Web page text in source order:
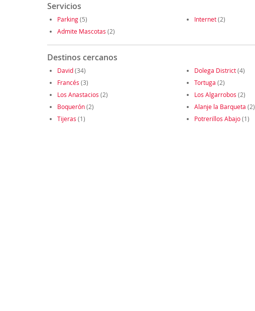
Servicios
Parking(5) Internet(2)
Admite Mascotas (2)
Destinos cercanos
David(34) Dolega District(4)
Francés (3) Tortuga (2)
Los Anastacios (2) Los Algarrobos (2)
Boquerón(2) Alanje la Barqueta (2)
Tijeras (1) Potrerillos Abajo(1)